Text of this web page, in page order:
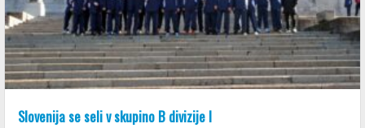
Slovenija se seli v skupino B divizije I